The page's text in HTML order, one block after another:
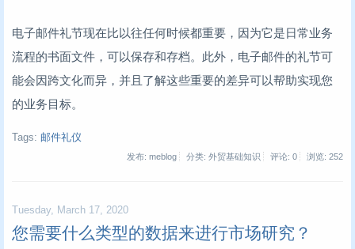
电子邮件礼节现在比以往任何时候都重要，因为它是日常业务
流程的书面文件，可以保存和存档。此外，电子邮件的礼节可
能会因跨文化而异，并且了解这些重要的差异可以帮助实现您
的业务目标。
Tags: 邮件礼仪
发布: meblog 分类: 外贸基础知识 评论: 0 浏览: 252
Tuesday, March 17, 2020
您需要什么类型的数据来进行市场研究？